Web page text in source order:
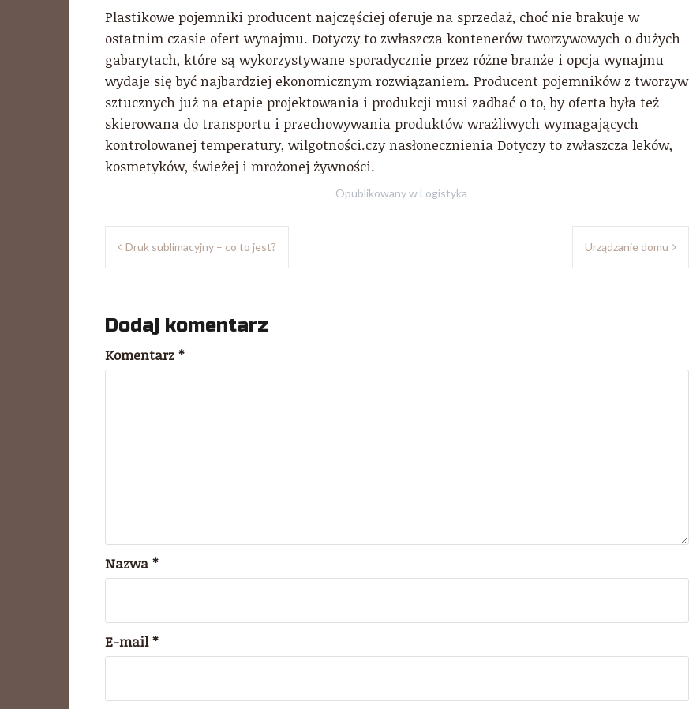
Plastikowe pojemniki producent najczęściej oferuje na sprzedaż, choć nie brakuje w
ostatnim czasie ofert wynajmu. Dotyczy to zwłaszcza kontenerów tworzywowych o dużych
gabarytach, które są wykorzystywane sporadycznie przez różne branże i opcja wynajmu
wydaje się być najbardziej ekonomicznym rozwiązaniem. Producent pojemników z tworzyw
sztucznych już na etapie projektowania i produkcji musi zadbać o to, by oferta była też
skierowana do transportu i przechowywania produktów wrażliwych wymagających
kontrolowanej temperatury, wilgotności.czy nasłonecznienia Dotyczy to zwłaszcza leków,
kosmetyków, świeżej i mrożonej żywności.
Opublikowany w Logistyka
Nawigacja
Druk sublimacyjny – co to jest? Urządzanie domu
Dodaj komentarz
Komentarz *
Nazwa *
E-mail*